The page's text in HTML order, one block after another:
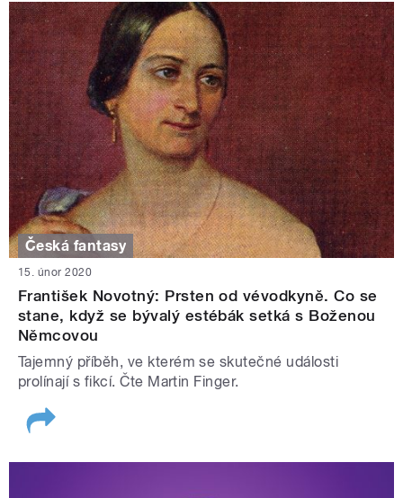
Česká fantasy
15. únor 2020
František Novotný: Prsten od vévodkyně. Co se
stane, když se bývalý estébák setká s Boženou
Němcovou
Tajemný příběh, ve kterém se skutečné události
prolínají s fikcí. Čte Martin Finger.